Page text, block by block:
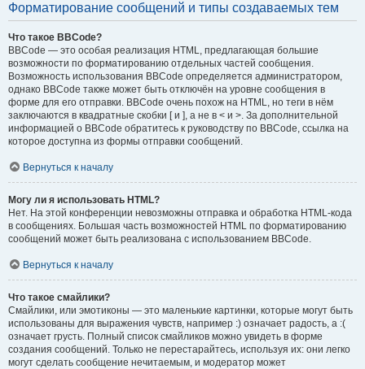
Форматирование сообщений и типы создаваемых тем
Что такое BBCode?
BBCode — это особая реализация HTML, предлагающая большие
возможности по форматированию отдельных частей сообщения.
Возможность использования BBCode определяется администратором,
однако BBCode также может быть отключён на уровне сообщения в
форме для его отправки. BBCode очень похож на HTML, но теги в нём
заключаются в квадратные скобки [ и ], а не в < и >. За дополнительной
информацией о BBCode обратитесь к руководству по BBCode, ссылка на
которое доступна из формы отправки сообщений.
Вернуться к началу
Могу ли я использовать HTML?
Нет. На этой конференции невозможны отправка и обработка HTML-кода
в сообщениях. Большая часть возможностей HTML по форматированию
сообщений может быть реализована с использованием BBCode.
Вернуться к началу
Что такое смайлики?
Смайлики, или эмотиконы — это маленькие картинки, которые могут быть
использованы для выражения чувств, например :) означает радость, а :(
означает грусть. Полный список смайликов можно увидеть в форме
создания сообщений. Только не перестарайтесь, используя их: они легко
могут сделать сообщение нечитаемым, и модератор может